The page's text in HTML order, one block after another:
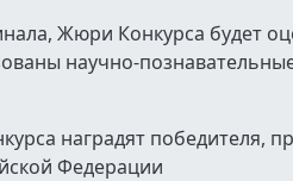
Жюри Конкурса будет
научно-
наградят победителя,
Федерации